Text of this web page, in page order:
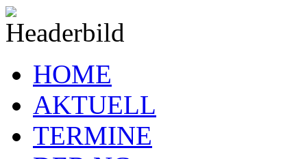
HOME
AKTUELL
TERMINE